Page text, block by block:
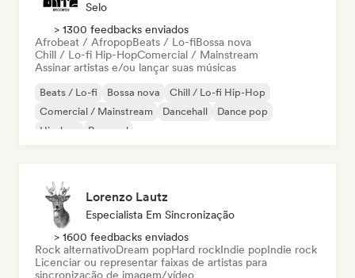
Selo
> 1300 feedbacks enviados
Afrobeat / AfropopBeats / Lo-fiBossa nova
Chill / Lo-fi Hip-HopComercial / Mainstream
Assinar artistas e/ou lançar suas músicas
Beats / Lo-fi Bossa nova
Chill / Lo-fi Hip-Hop
Comercial / Mainstream
Dancehall
Dance pop
Hip-hop
Pop soul
Lorenzo Lautz
Especialista Em Sincronização
> 1600 feedbacks enviados
Rock alternativoDream popHard rockIndie popIndie rock
Licenciar ou representar faixas de artistas para
sincronização de imagem/vídeo